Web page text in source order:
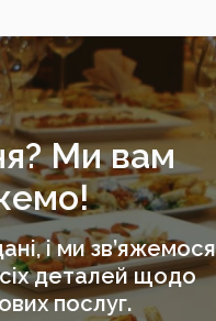
Ми вам
і ми зв’яжемося
деталей щодо
послуг.